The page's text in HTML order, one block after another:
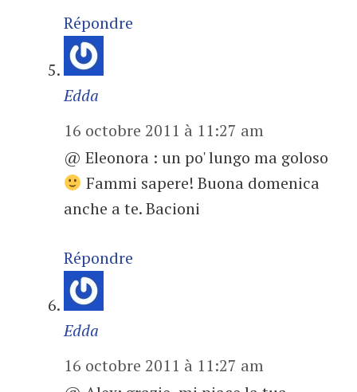
Répondre
Edda
16 octobre 2011 à 11:27 am
@ Eleonora : un po' lungo ma goloso
Fammi sapere! Buona domenica
anche a te. Bacioni
Répondre
Edda
16 octobre 2011 à 11:27 am